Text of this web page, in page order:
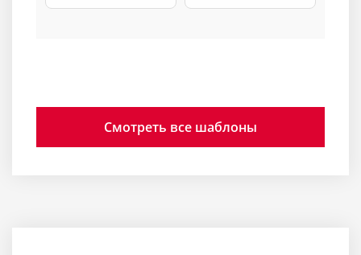
Смотреть все шаблоны